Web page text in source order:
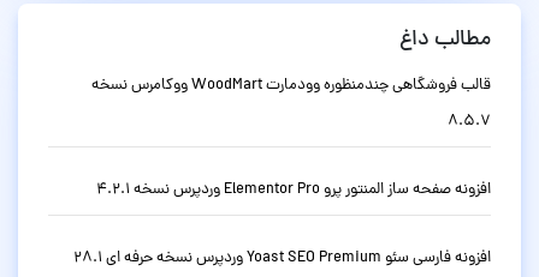
مطالب داغ
قالب فروشگاهی چندمنظوره وودمارت WoodMart ووکامرس نسخه
8.5.7
افزونه صفحه ساز المنتور پرو Elementor Pro وردپرس نسخه 4.2.1
افزونه فارسی سئو Yoast SEO Premium وردپرس نسخه حرفه ای 28.1